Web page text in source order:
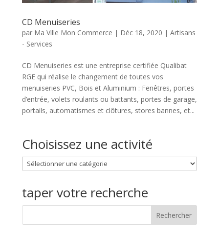
CD Menuiseries
par Ma Ville Mon Commerce | Déc 18, 2020 | Artisans
- Services
CD Menuiseries est une entreprise certifiée Qualibat
RGE qui réalise le changement de toutes vos
menuiseries PVC, Bois et Aluminium : Fenêtres, portes
d’entrée, volets roulants ou battants, portes de garage,
portails, automatismes et clôtures, stores bannes, et...
Choisissez une activité
Choisissez
une
taper votre recherche